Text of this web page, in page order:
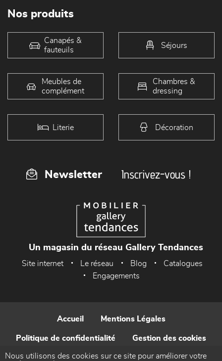
Nos produits
Canapés &
fauteuils
Séjours
Meubles de
complément
Chambres &
dressing
Literie Décoration
Newsletter Inscrivez-vous !
Un magasin du réseau Gallery Tendances
Site internet Le réseau Blog
Catalogues
Engagements
Accueil Mentions Légales
Politique de confidentialité Gestion des cookies
Contact
Nous utilisons des cookies sur ce site pour améliorer votre